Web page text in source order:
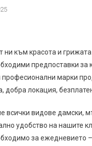
към красота и
предпоставки за
марки
добра локация,
всички видове дамски,
удобство на нашите
за ежедневието